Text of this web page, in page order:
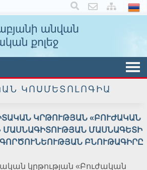
×
ԿՈՍՄԵՏՈԼՈԳԻԱ
ԿՐԹՈՒԹՅԱՆ «ԲՈՒԺԱԿԱՆ
ՄԱՍՆԱԳԻՏՈՒԹՅԱՆ ՄԱՍՆԱԳԵՏԻ
ԲՆՈՒԹԱԳԻՐԸ
կրթության «Բուժական